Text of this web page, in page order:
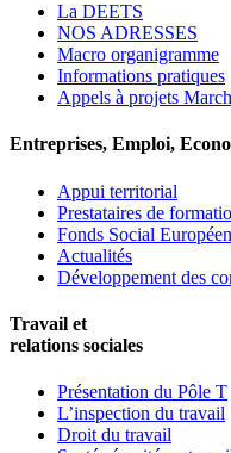
La DEETS
NOS ADRESSES
Macro organigramme
Informations pratiques
Appels à projets
Entreprises, Emploi,
Appui territorial
Prestataires de
Fonds Social Européen
Actualités
Développement des
Travail et
relations sociales
Présentation du Pôle T
L’inspection du travail
Droit du travail